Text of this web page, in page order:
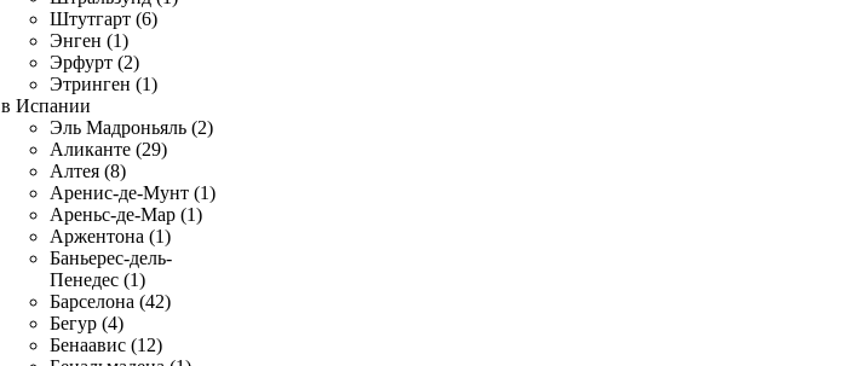
Штутгарт (6)
Энген (1)
Эрфурт (2)
Этринген (1)
в Испании
Эль Мадроньяль (2)
Аликанте (29)
Алтея (8)
Аренис-де-Мунт (1)
Ареньс-де-Мар (1)
Аржентона (1)
Баньерес-дель-
Пенедес (1)
Барселона (42)
Бегур (4)
Бенаавис (12)